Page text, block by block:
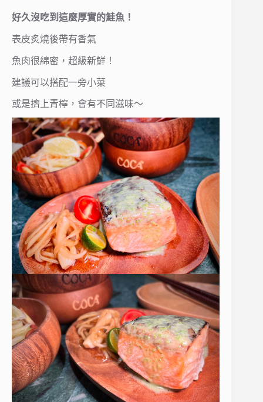
好久沒吃到這麼厚實的鮭魚！
表皮炙燒後帶有香氣
魚肉很綿密，超級新鮮！
建議可以搭配一旁小菜
或是擠上青檸，會有不同滋味～